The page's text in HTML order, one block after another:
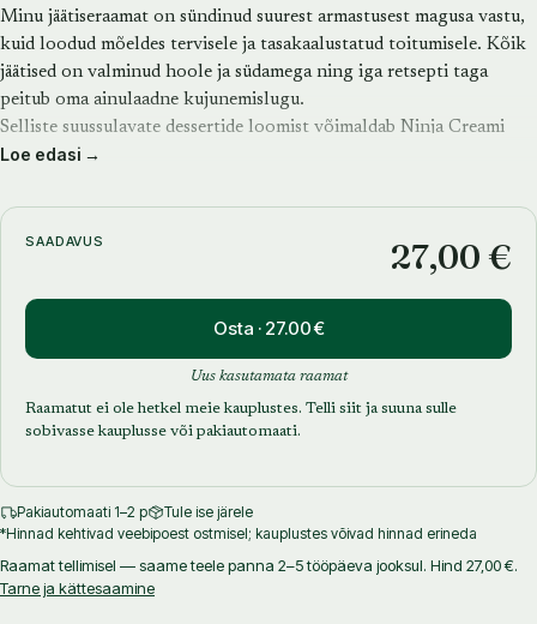
Minu jäätiseraamat on sündinud suurest armastusest magusa vastu,
kuid loodud mõeldes tervisele ja tasakaalustatud toitumisele. Kõik
jäätised on valminud hoole ja südamega ning iga retsepti taga
peitub oma ainulaadne kujunemislugu.
Selliste suussulavate dessertide loomist võimaldab Ninja Creami
jäätisemasin, mille abil saab kodus väga lihtsa vaevaga valmistada
Inspiratsiooni maitsetega mängimiseks olen leidnud nii
jäätiseklassika ajatutest maitsetest kui ka tuntud magustoitude
maailmast. Suureks abiks oli ka mu armas vanaema, kes varustas
katsetama erinevate hooajaliste saadustega.
Rõõmuga jagan oma parimaid maitseelamusi, mis sündisid soovist
luua midagi uut, huvitavat ja tervislikku. Selles rikkalikus valikus –
viiekümnes põnevas retseptis – peitub tõestus, et küllusliku
maitsega jäätised saavad olla samal ajal tervislikud ja
Loodan, et need retseptid toovad sinu argipäevadesse rõõmsaid
maitseelamusi ning pidupäevadesse helget kergust, luues hetki,
mida on hea jagada nii iseenda kui ka lähedastega.
Kokka rõõmuga ning muuda iga päev eriliseks ja meeldejäävaks!
Loe edasi →
SAADAVUS 27,00 €
Osta · 27.00 €
Uus kasutamata raamat
Raamatut ei ole hetkel meie kauplustes. Telli siit ja suuna sulle
sobivasse kauplusse või pakiautomaati.
Pakiautomaati 1–2 p
Tule ise järele
*Hinnad kehtivad veebipoest ostmisel; kauplustes võivad hinnad erineda
Raamat tellimisel — saame teele panna 2–5 tööpäeva jooksul. Hind 27,00 €.
Tarne ja kättesaamine